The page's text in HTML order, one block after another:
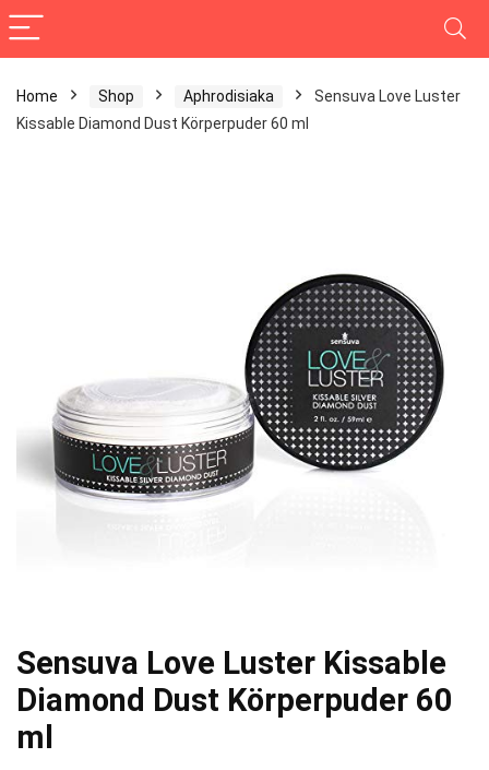
Home Shop Aphrodisiaka
Sensuva Love Luster
Kissable Diamond Dust Körperpuder 60 ml
Sensuva Love Luster Kissable
Diamond Dust Körperpuder 60
ml